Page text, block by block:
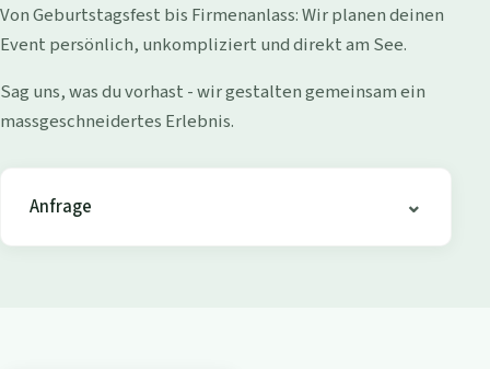
i
s
h
o
e
n
Von Geburtstagsfest bis Firmenanlass: Wir planen deinen
Event persönlich, unkompliziert und direkt am See.
Sag uns, was du vorhast - wir gestalten gemeinsam ein
massgeschneidertes Erlebnis.
Anfrage